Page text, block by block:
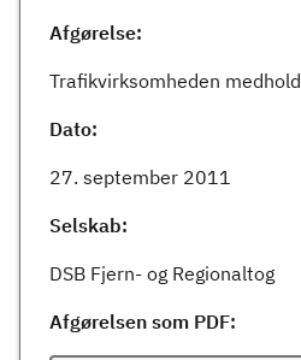
Afgørelse:
Trafikvirksomheden medhold
Dato:
27. september 2011
Selskab:
DSB Fjern- og Regionaltog
Afgørelsen som PDF: